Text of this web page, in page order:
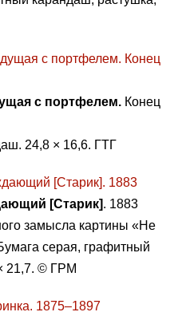
с портфелем. Конец
24,8 × 16,6. ГТГ
[Старик]. 1883
замысла картины «Не
серая, графитный
21,7. © ГРМ